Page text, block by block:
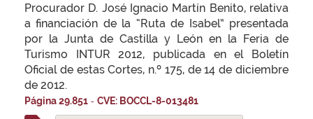
Procurador D. José Ignacio Martín Benito, relativa
a financiación de la “Ruta de Isabel” presentada
por la Junta de Castilla y León en la Feria de
Turismo INTUR 2012, publicada en el Boletín
Oficial de estas Cortes, n.º 175, de 14 de diciembre
de 2012.
Página 29.851 - CVE: BOCCL-8-013481